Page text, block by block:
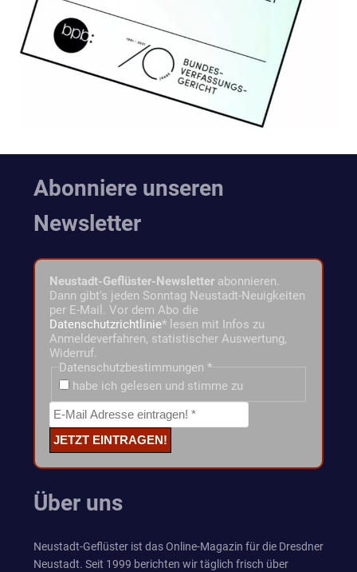
Abonniere unseren
Newsletter
Neustadt-Geflüster-Newsletter abonnieren.
Dann gibt's jeden Sonntag Neustadt-Neuigkeiten
per E-Mail. Vor dem Abo die
Datenschutzrichtlinie* lesen mit Infos zu
Anmeldeverfahren, statistischer Auswertung,
Widerruf.
Datenschutzbestimmungen *
habe ich gelesen und stimme zu
Über uns
Neustadt-Geflüster ist das Online-Magazin für die Dresdner
Neustadt. Seit 1999 berichten wir täglich frisch über